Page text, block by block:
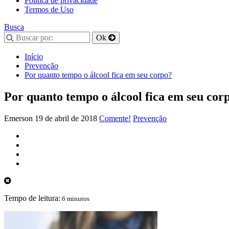
Termos de Uso
Busca
Início
Prevenção
Por quanto tempo o álcool fica em seu corpo?
Por quanto tempo o álcool fica em seu
Emerson 19 de abril de 2018 Comente! Prevenção
Tempo de leitura: 6 minutos